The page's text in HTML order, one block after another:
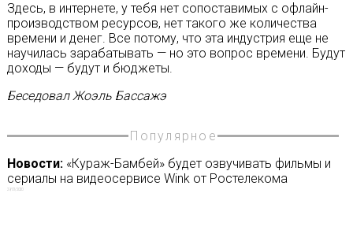
Здесь, в интернете, у тебя нет сопоставимых с офлайн-
производством ресурсов, нет такого же количества
времени и денег. Все потому, что эта индустрия еще не
научилась зарабатывать — но это вопрос времени. Будут
доходы — будут и бюджеты.
Беседовал Жоэль Бассажэ
Популярное
Новости:«Кураж-Бамбей» будет озвучивать фильмы и
сериалы на видеосервисе Wink от Ростелекома
29/01/2020